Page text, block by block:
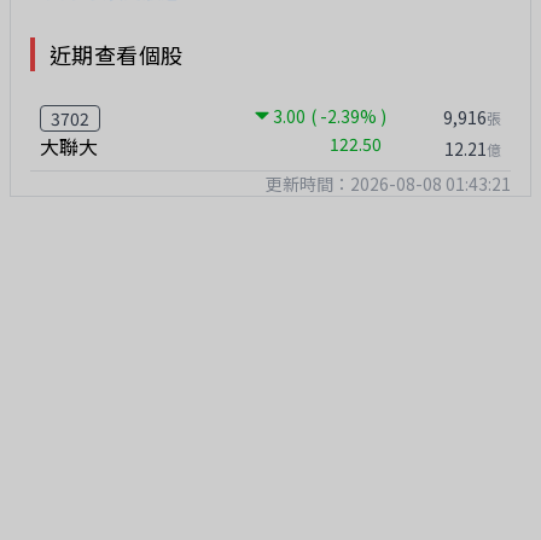
近期查看個股
3702 3.00 ( -2.39% )
大聯大 122.50
9,916張
12.21億
更新時間：2026-08-08 01:43:21